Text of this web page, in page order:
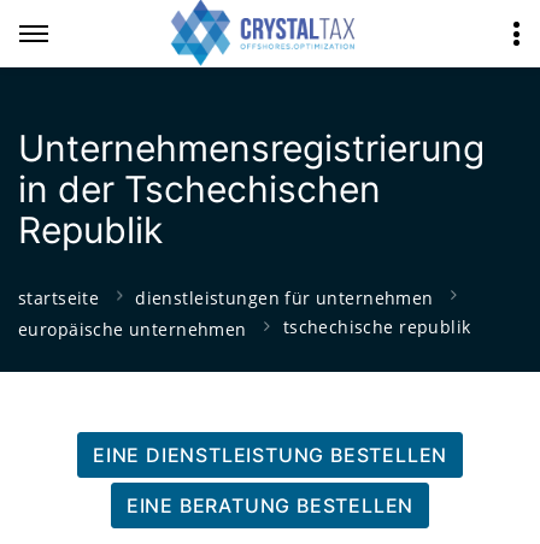
Unternehmensregistrierung
in der Tschechischen
Republik
startseite
dienstleistungen für unternehmen
europäische unternehmen
tschechische republik
EINE DIENSTLEISTUNG BESTELLEN
EINE BERATUNG BESTELLEN